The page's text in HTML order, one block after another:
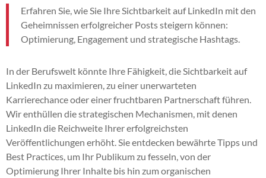
Erfahren Sie, wie Sie Ihre Sichtbarkeit auf LinkedIn mit den
Geheimnissen erfolgreicher Posts steigern können:
Optimierung, Engagement und strategische Hashtags.
In der Berufswelt könnte Ihre Fähigkeit, die Sichtbarkeit auf
LinkedIn zu maximieren, zu einer unerwarteten
Karrierechance oder einer fruchtbaren Partnerschaft führen.
Wir enthüllen die strategischen Mechanismen, mit denen
LinkedIn die Reichweite Ihrer erfolgreichsten
Veröffentlichungen erhöht. Sie entdecken bewährte Tipps und
Best Practices, um Ihr Publikum zu fesseln, von der
Optimierung Ihrer Inhalte bis hin zum organischen